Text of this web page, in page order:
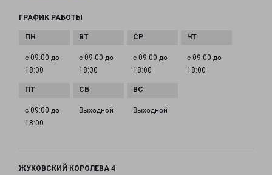
ГРАФИК РАБОТЫ
с 09:00 до
18:00
с 09:00 до
18:00
с 09:00 до
18:00
с 09:00 до
18:00
с 09:00 до
18:00
Выходной Выходной
ЖУКОВСКИЙ КОРОЛЕВА 4